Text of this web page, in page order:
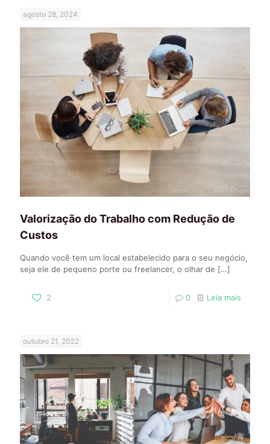
agosto 28, 2024
Valorização do Trabalho com Redução de
Custos
Quando você tem um local estabelecido para o seu negócio,
seja ele de pequeno porte ou freelancer, o olhar de […]
2 0 Leia mais
outubro 21, 2022